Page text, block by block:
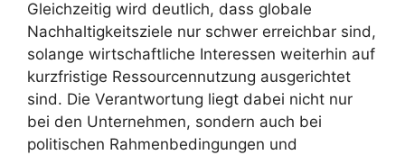
Gleichzeitig wird deutlich, dass globale
Nachhaltigkeitsziele nur schwer erreichbar sind,
solange wirtschaftliche Interessen weiterhin auf
kurzfristige Ressourcennutzung ausgerichtet
sind. Die Verantwortung liegt dabei nicht nur
bei den Unternehmen, sondern auch bei
politischen Rahmenbedingungen und